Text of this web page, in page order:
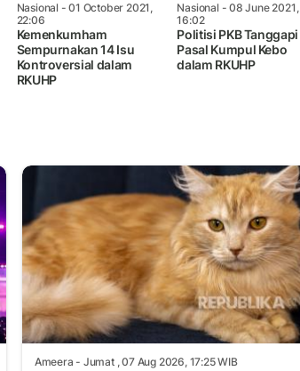
Nasional - 01 October 2021,
22:06
Kemenkumham
Sempurnakan 14 Isu
Kontroversial dalam
RKUHP
Nasional - 08 June 2021,
16:02
Politisi PKB Tanggapi
Pasal Kumpul Kebo
dalam RKUHP
Ameera - Jumat , 07 Aug 2026, 17:25 WIB